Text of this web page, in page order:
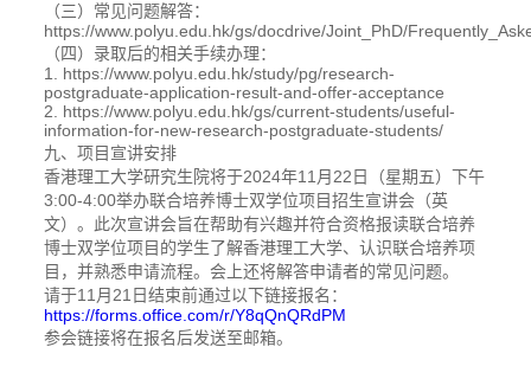
（三）常见问题解答：
https://www.polyu.edu.hk/gs/docdrive/Joint_PhD/
（四）录取后的相关手续办理：
1. https://www.polyu.edu.hk/study/pg/research-
postgraduate-application-result-and-offer-acceptance
2. https://www.polyu.edu.hk/gs/current-students/useful-
information-for-new-research-postgraduate-students/
九、项目宣讲安排
香港理工大学研究生院将于2024年11月22日（星期五）下午
3:00-4:00举办联合培养博士双学位项目招生宣讲会（英
文）。此次宣讲会旨在帮助有兴趣并符合资格报读联合培养
博士双学位项目的学生了解香港理工大学、认识联合培养项
目，并熟悉申请流程。会上还将解答申请者的常见问题。
请于11月21日结束前通过以下链接报名：
https://forms.office.com/r/Y8qQnQRdPM
参会链接将在报名后发送至邮箱。